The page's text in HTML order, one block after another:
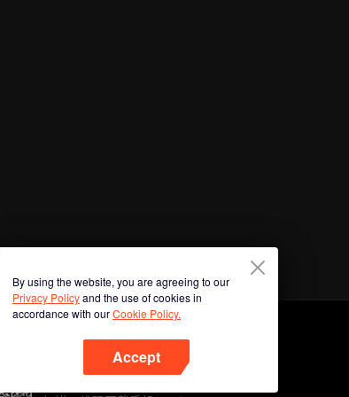
By using the website, you are agreeing to our
Privacy Policyand the use of cookies in
accordance with ourCookie Policy.
Accept